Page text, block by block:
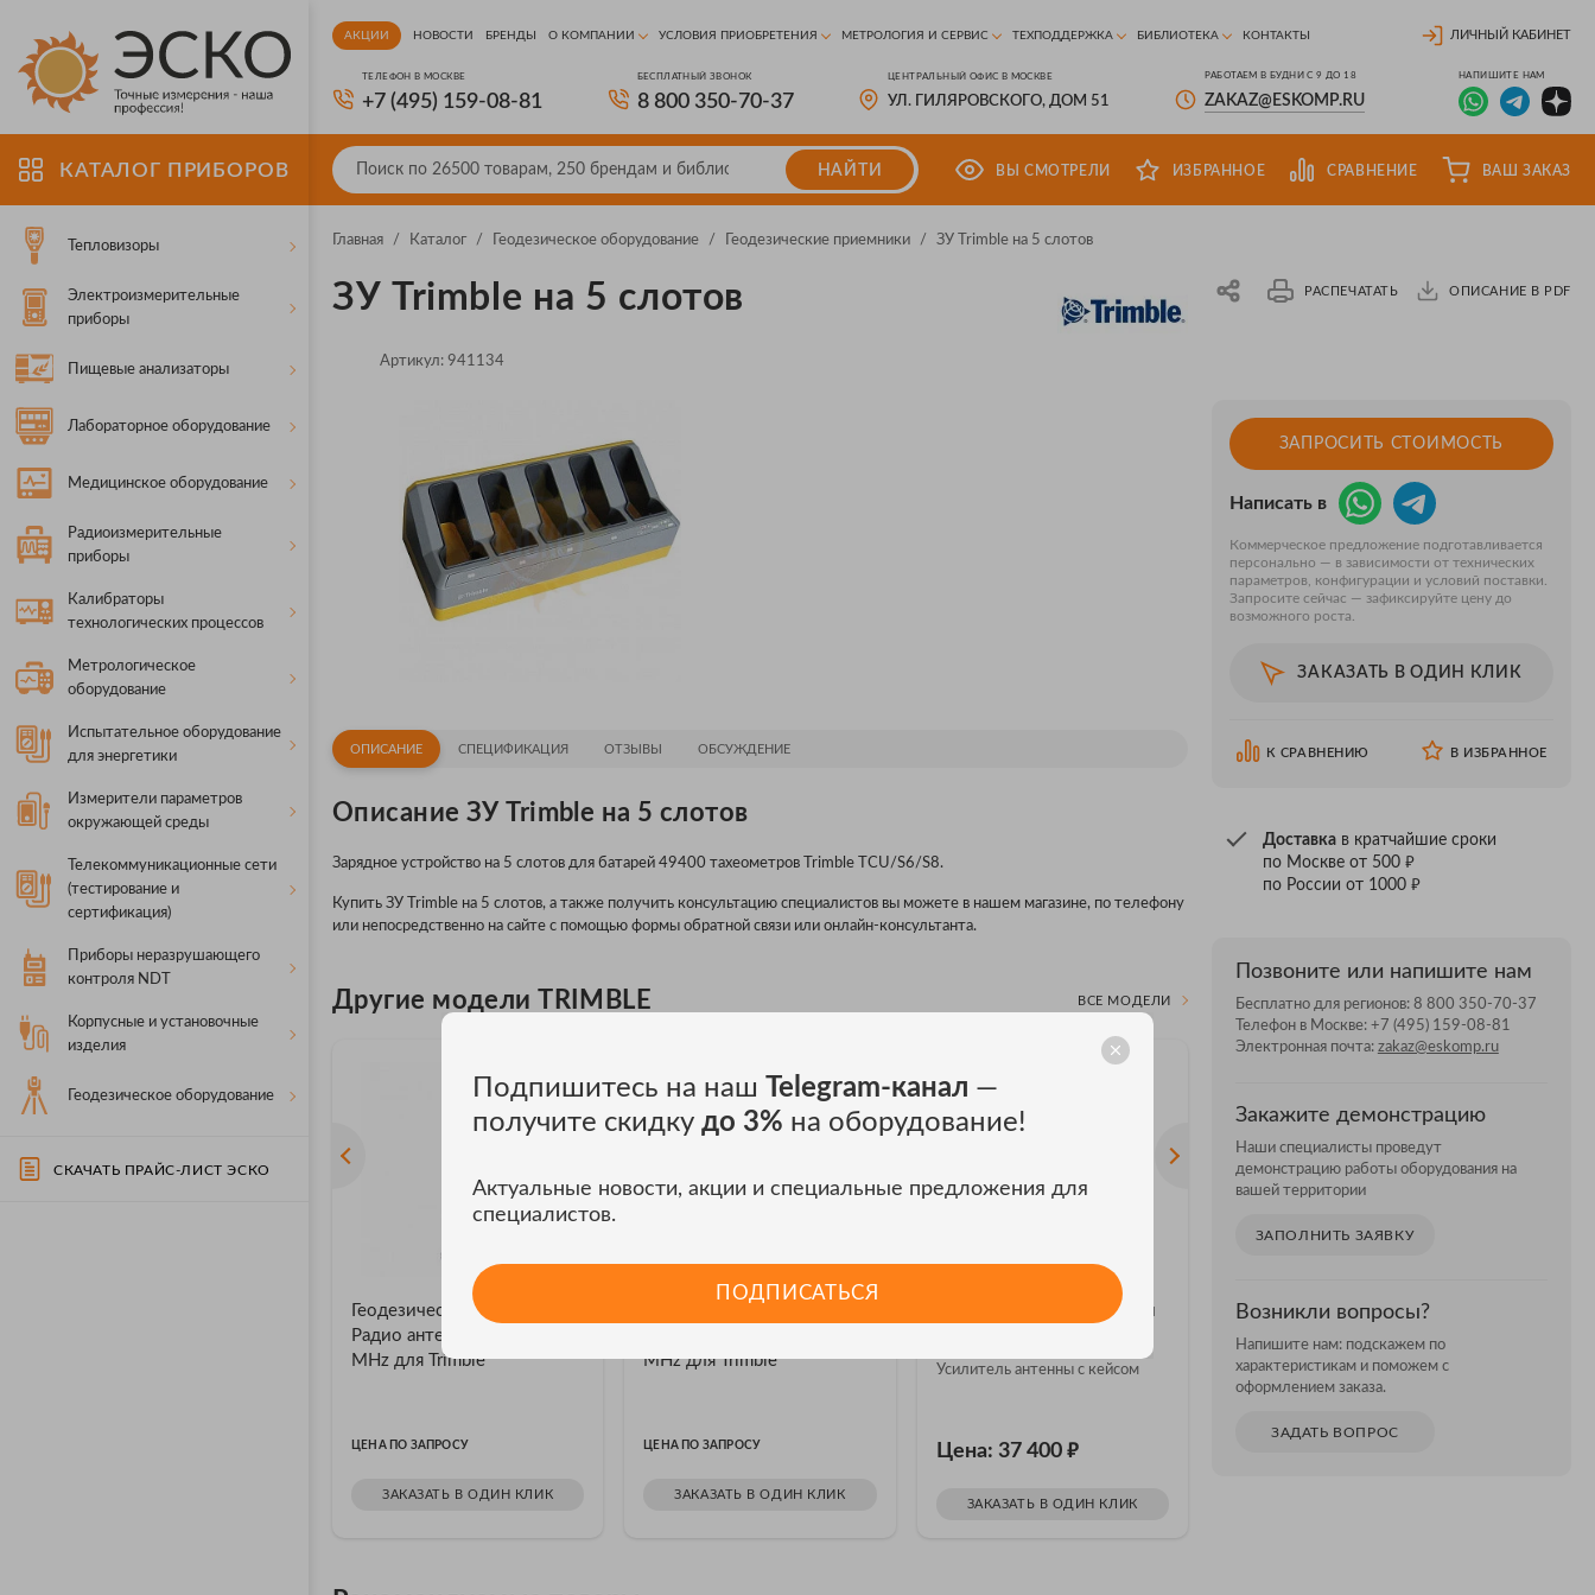
КАТАЛОГ ПРИБОРОВ
Тепловизоры
Электроизмерительные
приборы
Пищевые анализаторы
Лабораторное оборудование
Медицинское оборудование
Радиоизмерительные
приборы
Калибраторы
технологических процессов
Метрологическое
оборудование
Испытательное оборудование
для энергетики
Измерители параметров
окружающей среды
Телекоммуникационные сети
(тестирование и
сертификация)
Приборы неразрушающего
контроля NDT
Корпусные и установочные
изделия
Геодезическое оборудование
СКАЧАТЬ ПРАЙС-ЛИСТ ЭСКО
АКЦИИ НОВОСТИ БРЕНДЫ О КОМПАНИИ УСЛОВИЯ ПРИОБРЕТЕНИЯ МЕТРОЛОГИЯ И СЕРВИС ТЕХПОДДЕРЖКА БИБЛИОТЕКА КОНТАКТЫ ЛИЧНЫЙ КАБИНЕТ
ТЕЛЕФОН В МОСКВЕ
+7 (495) 159-08-81
БЕСПЛАТНЫЙ ЗВОНОК
8 800 350-70-37
ЦЕНТРАЛЬНЫЙ ОФИС В МОСКВЕ
УЛ. ГИЛЯРОВСКОГО, ДОМ 51
РАБОТАЕМ В БУДНИ С 9 ДО 18
ZAKAZ@ESKOMP.RU
НАПИШИТЕ НАМ
НАЙТИ ВЫ СМОТРЕЛИ ИЗБРАННОЕ СРАВНЕНИЕ ВАШ ЗАКАЗ
Главная / Каталог / Геодезическое оборудование / Геодезические приемники / ЗУ Trimble на 5 слотов
ЗУ Trimble на 5 слотов РАСПЕЧАТАТЬ ОПИСАНИЕ В PDF
Артикул: 941134
ОПИСАНИЕ СПЕЦИФИКАЦИЯ ОТЗЫВЫ ОБСУЖДЕНИЕ
Описание ЗУ Trimble на 5 слотов
Зарядное устройство на 5 слотов для батарей 49400 тахеометров Trimble TCU/S6/S8.
Купить ЗУ Trimble на 5 слотов, а также получить консультацию специалистов вы можете в нашем магазине, по телефону
или непосредственно на сайте с помощью формы обратной связи или онлайн-консультанта.
Другие модели TRIMBLE ВСЕ МОДЕЛИ
Геодезические приемники
Радио антенна 430-450
MHz для Trimble
ЦЕНА ПО ЗАПРОСУ
ЗАКАЗАТЬ В ОДИН КЛИК
MHz для Trimble
ЦЕНА ПО ЗАПРОСУ
ЗАКАЗАТЬ В ОДИН КЛИК
Геодезические приемники
Усилитель антенны с кейсом
Цена: 37 400 ₽
ЗАКАЗАТЬ В ОДИН КЛИК
Геодезические приемники
Комплект антенна радио
5DB 450-470 MHZ для R10
в чехле с вехой
ЗАПРОСИТЬ СТОИМОСТЬ
Написать в
Коммерческое предложение подготавливается
персонально — в зависимости от технических
параметров, конфигурации и условий поставки.
Запросите сейчас — зафиксируйте цену до
возможного роста.
ЗАКАЗАТЬ В ОДИН КЛИК
К СРАВНЕНИЮ В ИЗБРАННОЕ
Доставкав кратчайшие сроки
по Москве от 500 ₽
по России от 1000 ₽
Позвоните или напишите нам
Бесплатно для регионов: 8 800 350-70-37
Телефон в Москве: +7 (495) 159-08-81
Электронная почта: zakaz@eskomp.ru
Закажите демонстрацию
Наши специалисты проведут
демонстрацию работы оборудования на
вашей территории
ЗАПОЛНИТЬ ЗАЯВКУ
Возникли вопросы?
Напишите нам: подскажем по
характеристикам и поможем с
оформлением заказа.
ЗАДАТЬ ВОПРОС
Подпишитесь на наш Telegram-канал —
получите скидку до 3% на оборудование!
Актуальные новости, акции и специальные предложения для
специалистов.
ПОДПИСАТЬСЯ